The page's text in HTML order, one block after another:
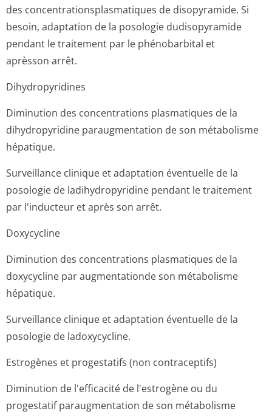
des concentration­splasmatiques de disopyramide. Si
besoin, adaptation de la posologie dudisopyramide
pendant le traitement par le phénobarbital et
aprèsson arrêt.
Dihydropyridines
Diminution des concentrations plasmatiques de la
dihydropyridine paraugmentation de son métabolisme
hépatique.
Surveillance clinique et adaptation éventuelle de la
posologie de ladihydropyridine pendant le traitement
par l'inducteur et après son arrêt.
Doxycycline
Diminution des concentrations plasmatiques de la
doxycycline par augmentationde son métabolisme
hépatique.
Surveillance clinique et adaptation éventuelle de la
posologie de ladoxycycline.
Estrogènes et progestatifs (non contraceptifs)
Diminution de l'efficacité de l'estrogène ou du
progestatif paraugmentation de son métabolisme